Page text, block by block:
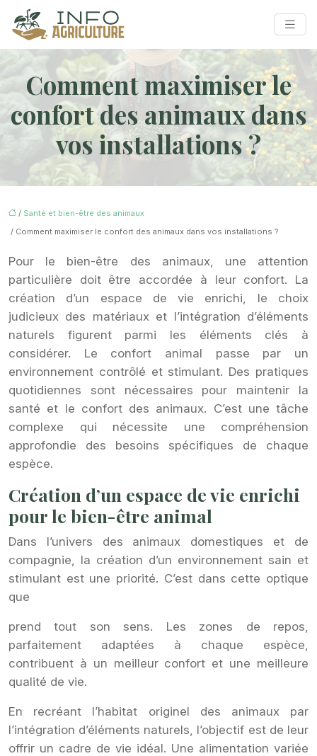
Comment maximiser le
confort des animaux dans
vos installations ?
/ Santé et bien-être des animaux
/ Comment maximiser le confort des animaux dans vos installations ?
Pour le bien-être des animaux, une attention
particulière doit être accordée à leur confort. La
création d’un espace de vie enrichi, le choix
judicieux des matériaux et l’intégration d’éléments
naturels figurent parmi les éléments clés à
considérer. Le confort animal passe par un
environnement contrôlé et stimulant. Des pratiques
quotidiennes sont nécessaires pour maintenir la
santé et le confort des animaux. C’est une tâche
complexe qui nécessite une compréhension
approfondie des besoins spécifiques de chaque
espèce.
Création d’un espace de vie enrichi
pour le bien-être animal
Dans l’univers des animaux domestiques et de
compagnie, la création d’un environnement sain et
stimulant est une priorité. C’est dans cette optique
que
prend tout son sens. Les zones de repos,
parfaitement adaptées à chaque espèce,
contribuent à un meilleur confort et une meilleure
qualité de vie.
En recréant l’habitat originel des animaux par
l’intégration d’éléments naturels, l’objectif est de leur
offrir un cadre de vie idéal. Une alimentation variée